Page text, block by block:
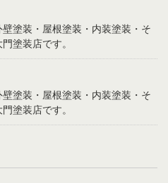
塗装・屋根塗装・内装塗装・そ
塗装店です。
塗装・屋根塗装・内装塗装・そ
塗装店です。